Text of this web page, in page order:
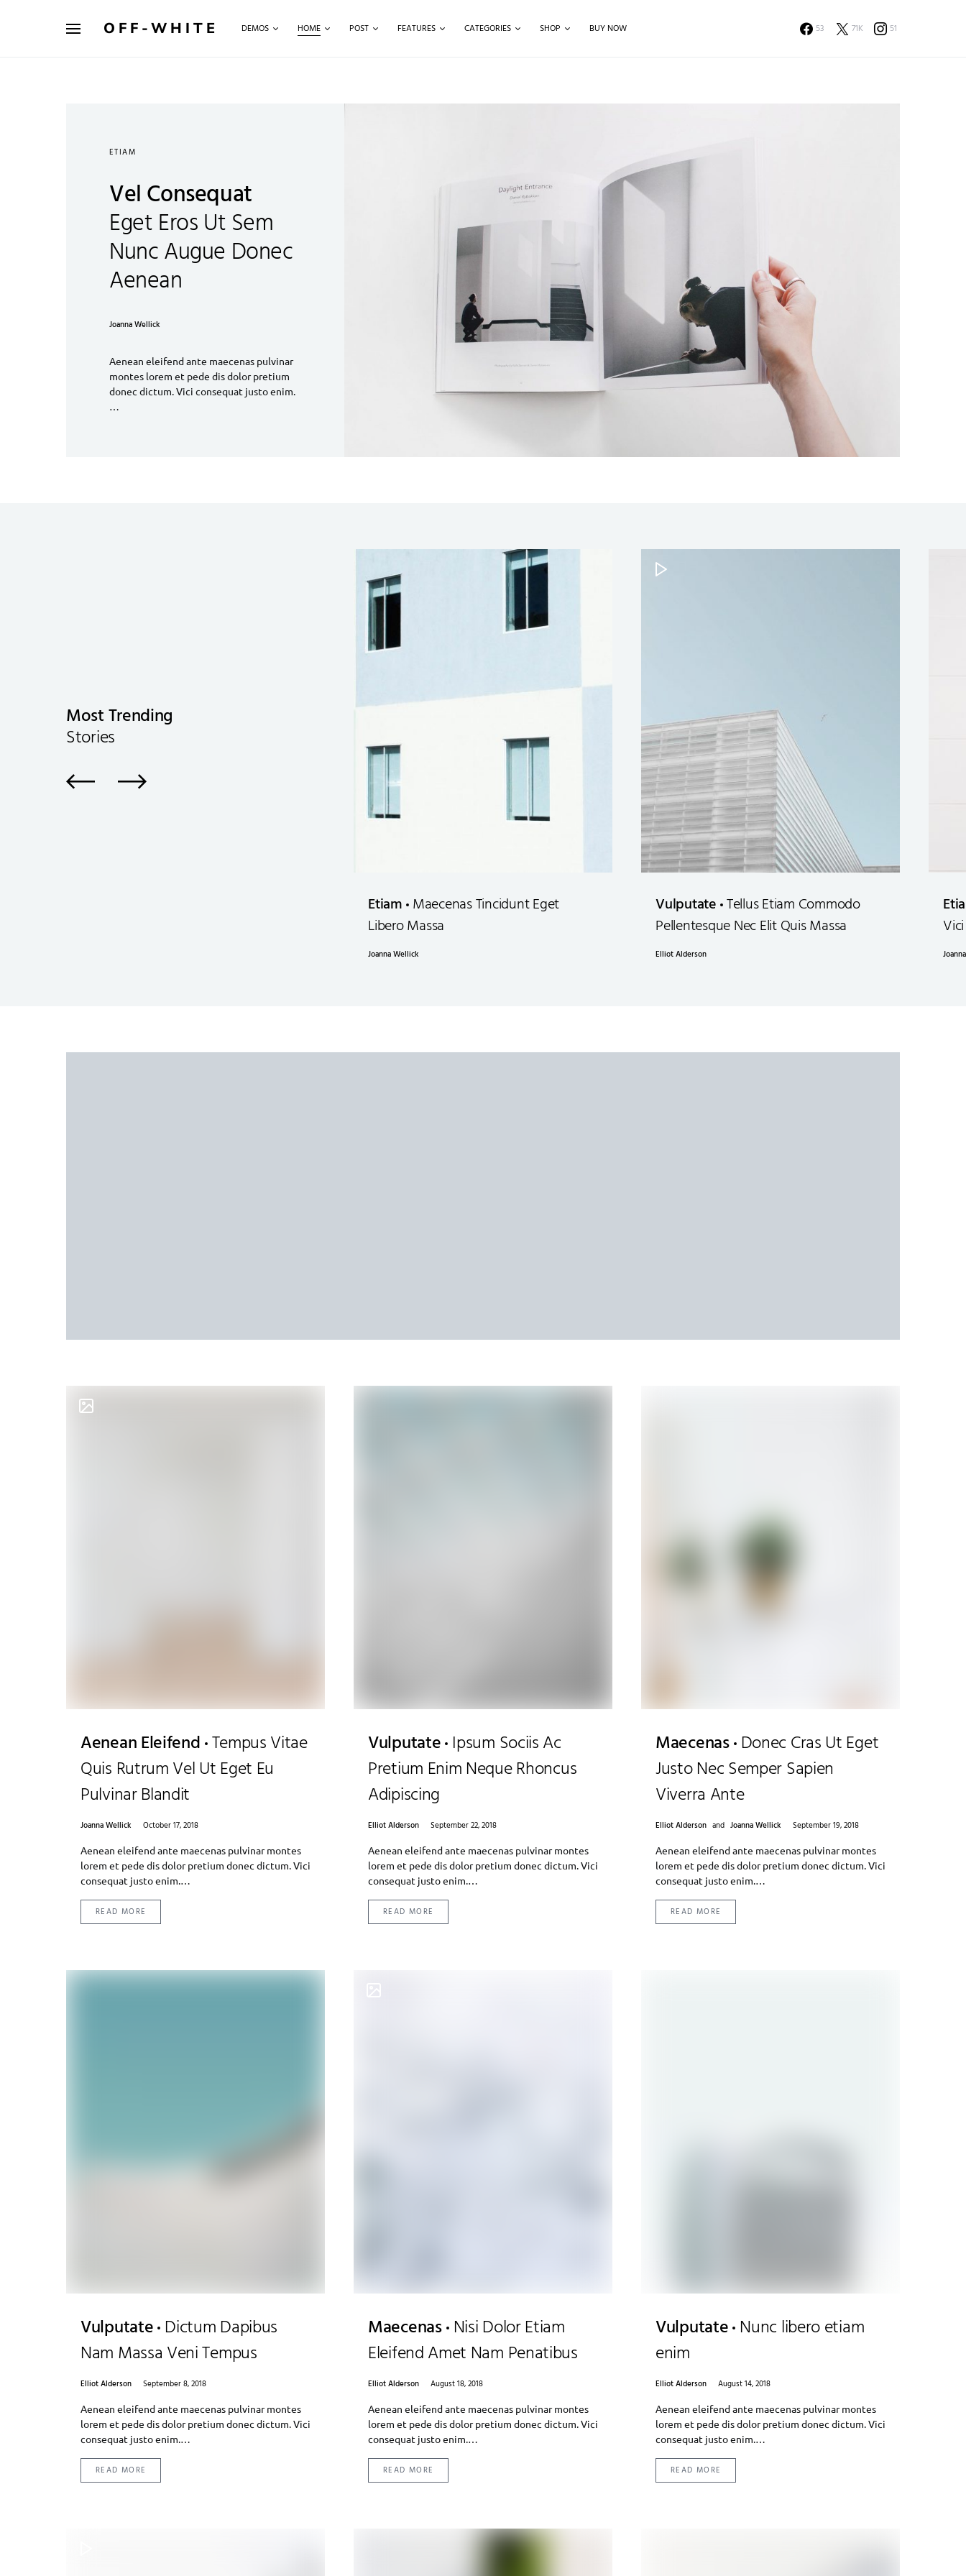
OFF-WHITE DEMOS HOME POST FEATURES CATEGORIES SHOP BUY NOW 53 71K 51
ETIAM
Vel Consequat
Eget Eros Ut Sem
Nunc Augue Donec
Aenean
Joanna Wellick
Aenean eleifend ante maecenas pulvinar
montes lorem et pede dis dolor pretium
donec dictum. Vici consequat justo enim.
…
Most Trending
Stories
Etiam Maecenas Tincidunt Eget
Libero Massa
Joanna Wellick
Vulputate Tellus Etiam Commodo
Pellentesque Nec Elit Quis Massa
Elliot Alderson
Vici
Aenean Eleifend Tempus Vitae
Quis Rutrum Vel Ut Eget Eu
Pulvinar Blandit
Joanna Wellick
October 17, 2018
Aenean eleifend ante maecenas pulvinar montes
lorem et pede dis dolor pretium donec dictum. Vici
consequat justo enim.…
READ MORE
Vulputate Ipsum Sociis Ac
Pretium Enim Neque Rhoncus
Adipiscing
Elliot Alderson
September 22, 2018
Aenean eleifend ante maecenas pulvinar montes
lorem et pede dis dolor pretium donec dictum. Vici
consequat justo enim.…
READ MORE
Maecenas Donec Cras Ut Eget
Justo Nec Semper Sapien
Viverra Ante
Elliot Alderson and Joanna Wellick
September 19, 2018
Aenean eleifend ante maecenas pulvinar montes
lorem et pede dis dolor pretium donec dictum. Vici
consequat justo enim.…
READ MORE
Vulputate Dictum Dapibus
Nam Massa Veni Tempus
Elliot Alderson
September 8, 2018
Aenean eleifend ante maecenas pulvinar montes
lorem et pede dis dolor pretium donec dictum. Vici
consequat justo enim.…
READ MORE
Maecenas Nisi Dolor Etiam
Eleifend Amet Nam Penatibus
Elliot Alderson
August 18, 2018
Aenean eleifend ante maecenas pulvinar montes
lorem et pede dis dolor pretium donec dictum. Vici
consequat justo enim.…
READ MORE
Vulputate Nunc libero etiam
enim
Elliot Alderson
August 14, 2018
Aenean eleifend ante maecenas pulvinar montes
lorem et pede dis dolor pretium donec dictum. Vici
consequat justo enim.…
READ MORE